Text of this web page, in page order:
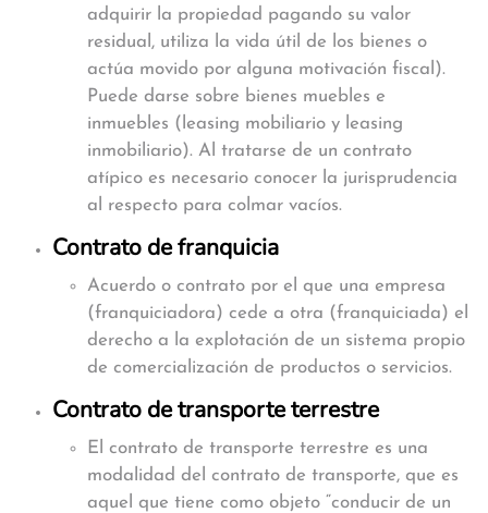
adquirir la propiedad pagando su valor
residual, utiliza la vida útil de los bienes o
actúa movido por alguna motivación fiscal).
Puede darse sobre bienes muebles e
inmuebles (leasing mobiliario y leasing
inmobiliario). Al tratarse de un contrato
atípico es necesario conocer la jurisprudencia
al respecto para colmar vacíos.
Contrato de franquicia
Acuerdo o contrato por el que una empresa
(franquiciadora) cede a otra (franquiciada) el
derecho a la explotación de un sistema propio
de comercialización de productos o servicios.
Contrato de transporte terrestre
El contrato de transporte terrestre es una
modalidad del contrato de transporte, que es
aquel que tiene como objeto “conducir de un